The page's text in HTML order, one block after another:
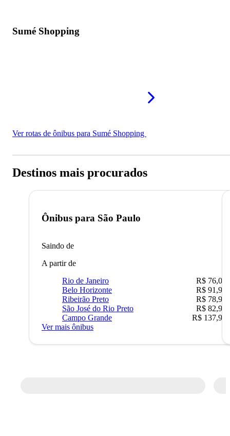
Sumé Shopping
Ver rotas de ônibus para Sumé Shopping
Destinos mais procurados
Ônibus para São Paulo
Saindo de
A partir de
Rio de Janeiro
R$ 76,09
Belo Horizonte
R$ 91,90
Ribeirão Preto
R$ 78,90
São José do Rio Preto
R$ 82,90
Campo Grande
R$ 137,90
Ver mais ônibus